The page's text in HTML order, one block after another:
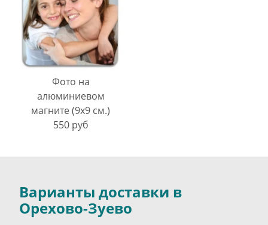
Фото на
алюминиевом
магните (9х9 см.)
550 руб
Варианты доставки в
Орехово-Зуево